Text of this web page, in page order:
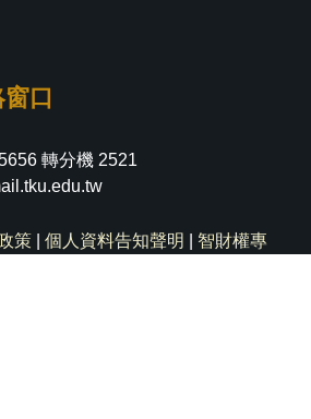
口
轉分機 2521
策 個人資料告知聲明
智財權專